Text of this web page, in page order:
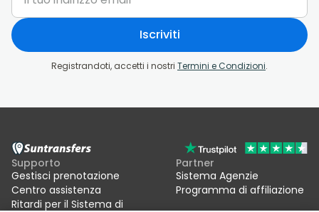
Iscriviti
Registrandoti, accetti i nostri Termini e Condizioni.
Supporto
Gestisci prenotazione
Centro assistenza
Ritardi per il Sistema di
Partner
Sistema Agenzie
Programma di affiliazione